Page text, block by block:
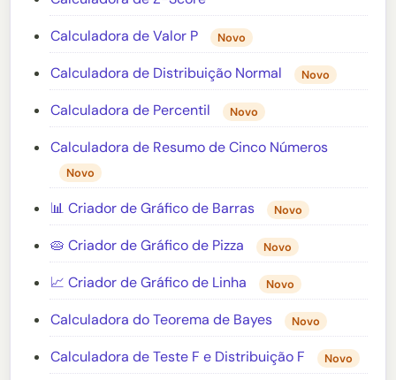
Calculadora de Valor P
Novo
Calculadora de Distribuição Normal Novo
Calculadora de Percentil Novo
Calculadora de Resumo de Cinco Números
Novo
📊 Criador de Gráfico de Barras Novo
🥧 Criador de Gráfico de Pizza Novo
📈 Criador de Gráfico de Linha Novo
Calculadora do Teorema de Bayes Novo
Calculadora de Teste F e Distribuição F Novo